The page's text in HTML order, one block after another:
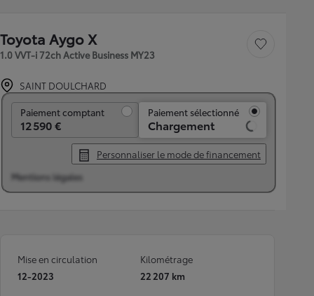
Toyota Aygo X
1.0 VVT-i 72ch Active Business MY23
Sauvegarder le
SAINT DOULCHARD
Paiement comptant
12 590 €
Paiement sélectionné
Chargement
Personnaliser le mode de financement
Mentions légales
Mise en circulation
12-2023
Kilométrage
22 207 km